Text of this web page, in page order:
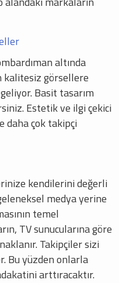
altında
kalitesiz görsellere
Basit tasarım
Estetik ve ilgi çekici
daha çok takipçi
kendilerini değerli
medya yerine
temel
TV sunucularına göre
Takipçiler sizi
Bu yüzden onlarla
arttıracaktır.